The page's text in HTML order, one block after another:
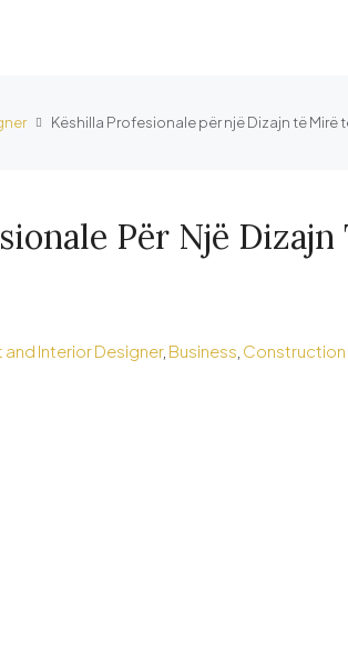
Këshilla Profesionale për një Dizajn të Mirë
Për Një
and Interior Designer, Business Construction